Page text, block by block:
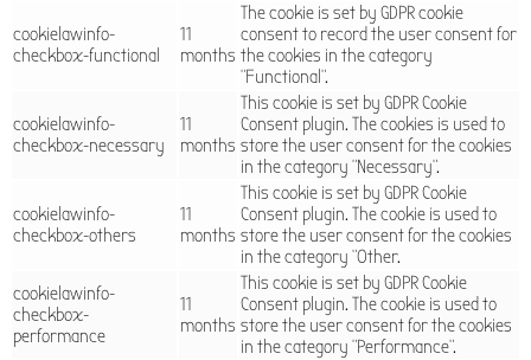
cookielawinfo-
checkbox-functional
11
months
The cookie is set by GDPR cookie
consent to record the user consent for
the cookies in the category
"Functional".
cookielawinfo-
checkbox-necessary
11
months
This cookie is set by GDPR Cookie
Consent plugin. The cookies is used to
store the user consent for the cookies
in the category "Necessary".
cookielawinfo-
checkbox-others
11
months
This cookie is set by GDPR Cookie
Consent plugin. The cookie is used to
store the user consent for the cookies
in the category "Other.
cookielawinfo-
checkbox-
performance
11
months
This cookie is set by GDPR Cookie
Consent plugin. The cookie is used to
store the user consent for the cookies
in the category "Performance".